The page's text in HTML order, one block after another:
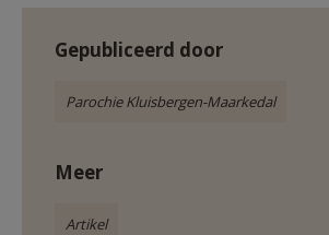
Gepubliceerd door
Parochie Kluisbergen-Maarkedal
Meer
Artikel